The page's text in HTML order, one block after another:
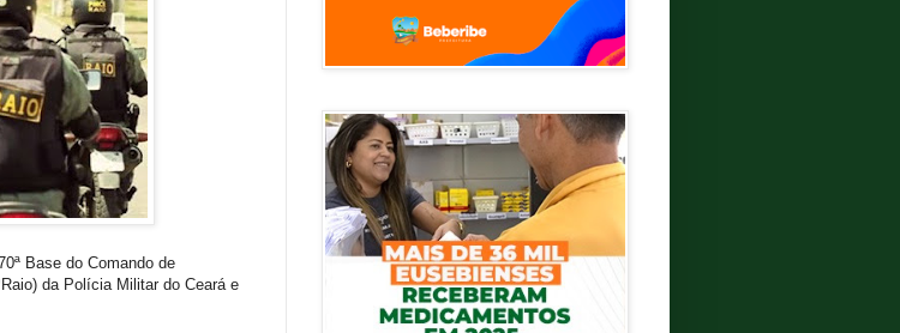
Base do Comando de
da Polícia Militar do Ceará e